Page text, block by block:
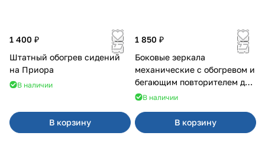
1 400 ₽
Штатный обогрев сидений
на Приора
В наличии
В корзину
1 850 ₽
Боковые зеркала
механические с обогревом и
бегающим повторителем для
4х4В наличии
В корзину